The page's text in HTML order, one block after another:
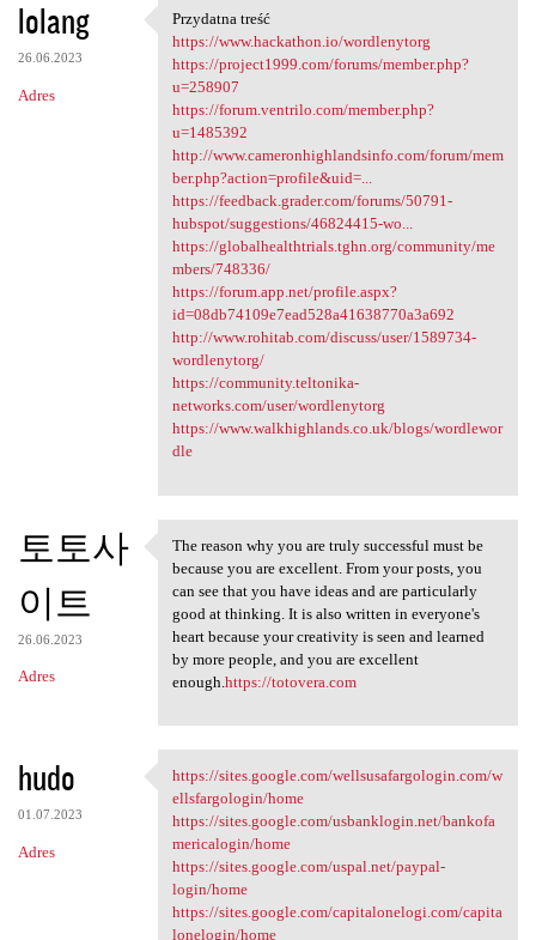
lolang
26.06.2023
Adres
Przydatna treść
Przydatna treść
https://www.hackathon.io/wordlenytorg
https://project1999.com/forums/member.php?
u=258907
https://forum.ventrilo.com/member.php?
u=1485392
http://www.cameronhighlandsinfo.com/forum/mem
ber.php?action=profile&uid=...
https://feedback.grader.com/forums/50791-
hubspot/suggestions/46824415-wo...
https://globalhealthtrials.tghn.org/community/me
mbers/748336/
https://forum.app.net/profile.aspx?
id=08db74109e7ead528a41638770a3a692
http://www.rohitab.com/discuss/user/1589734-
wordlenytorg/
https://community.teltonika-
networks.com/user/wordlenytorg
https://www.walkhighlands.co.uk/blogs/wordlewor
dle
토토사
이트
26.06.2023
Adres
The reason why you are truly
The reason why you are truly successful must be
because you are excellent. From your posts, you
can see that you have ideas and are particularly
good at thinking. It is also written in everyone's
heart because your creativity is seen and learned
by more people, and you are excellent
enough. https://totovera.com
hudo
01.07.2023
Adres
https://sites.google.com
https://sites.google.com/wellsusafargologin.com/w
ellsfargologin/home
https://sites.google.com/usbanklogin.net/bankofa
mericalogin/home
https://sites.google.com/uspal.net/paypal-
login/home
https://sites.google.com/capitalonelogi.com/capita
lonelogin/home